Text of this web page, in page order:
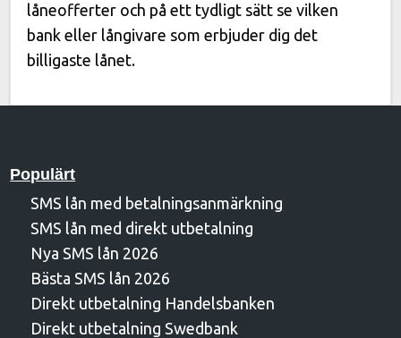
låneofferter och på ett tydligt sätt se vilken
bank eller långivare som erbjuder dig det
billigaste lånet.
Populärt
SMS lån med betalningsanmärkning
SMS lån med direkt utbetalning
Nya SMS lån 2026
Bästa SMS lån 2026
Direkt utbetalning Handelsbanken
Direkt utbetalning Swedbank